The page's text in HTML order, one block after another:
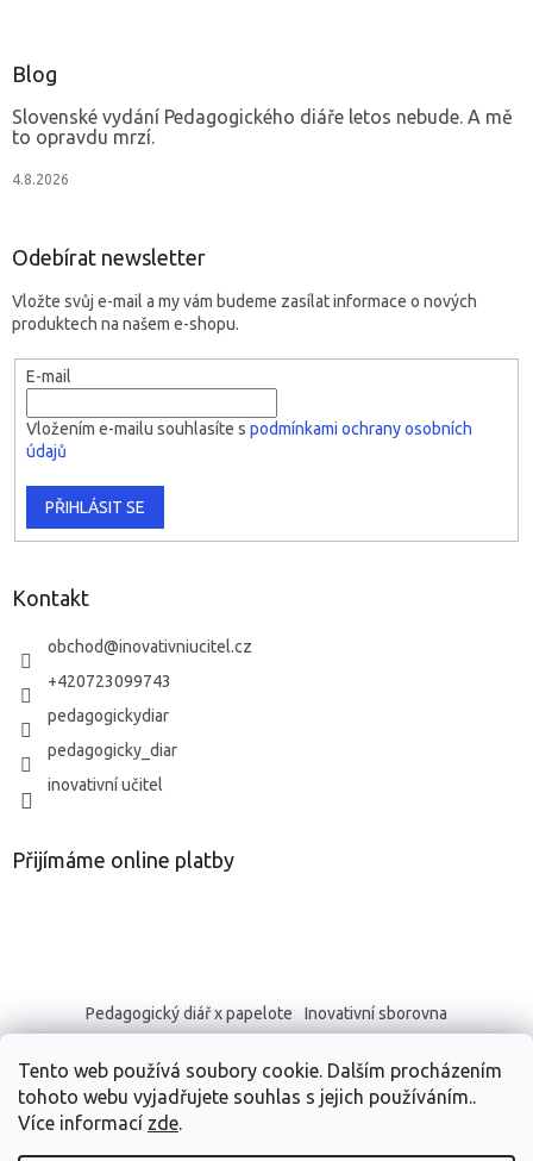
Tento web používá soubory cookie. Dalším procházením
tohoto webu vyjadřujete souhlas s jejich používáním..
Více informací zde.
Blog
Slovenské vydání Pedagogického diáře letos nebude. A mě
to opravdu mrzí.
4.8.2026
Odebírat newsletter
Vložte svůj e-mail a my vám budeme zasílat informace o nových
produktech na našem e-shopu.
E-mail
Vložením e-mailu souhlasíte s podmínkami ochrany osobních
údajů
PŘIHLÁSIT SE
Kontakt
obchod@inovativniucitel.cz
+420723099743
pedagogickydiar
pedagogicky_diar
inovativní učitel
Přijímáme online platby
Pedagogický diář x papelote Inovativní sborovna